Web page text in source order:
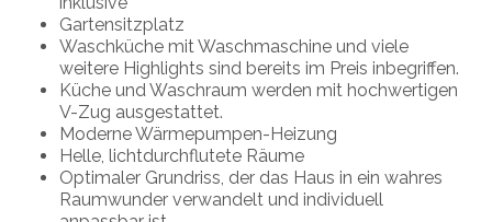
Gartensitzplatz
Waschküche mit Waschmaschine und viele
weitere Highlights sind bereits im Preis inbegriffen.
Küche und Waschraum werden mit hochwertigen
V-Zug ausgestattet.
Moderne Wärmepumpen-Heizung
Helle, lichtdurchflutete Räume
Optimaler Grundriss, der das Haus in ein wahres
Raumwunder verwandelt und individuell